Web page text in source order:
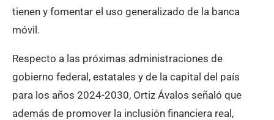
tienen y fomentar el uso generalizado de la banca
móvil.
Respecto a las próximas administraciones de
gobierno federal, estatales y de la capital del país
para los años 2024-2030, Ortiz Ávalos señaló que
además de promover la inclusión financiera real,